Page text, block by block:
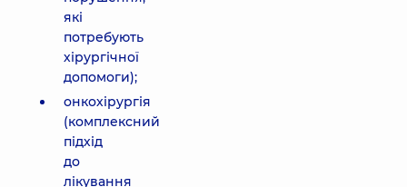
які
потребують
хірургічної
допомоги);
онкохірургія
(комплексний
підхід
до
лікування